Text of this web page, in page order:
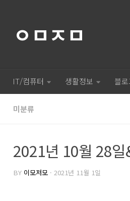
ㅇㅁㅈㅁ
IT/컴퓨터 생활정보 블
미분류
2021년 10월 28
BY 이모저모 · 2021년 11월 1일